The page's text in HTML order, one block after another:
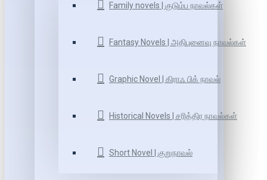
Family novels | குடும்ப நாவல்கள்
Fantasy Novels | அதிபுனைவு நாவல்கள்
Graphic Novel | கிராஃ பிக் நாவல்
Historical Novels | சரித்திர நாவல்கள்
Short Novel | குறுநாவல்